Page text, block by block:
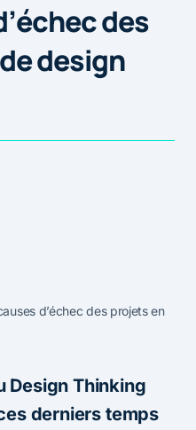
des
design
d’échec des projets en
Design Thinking
derniers temps